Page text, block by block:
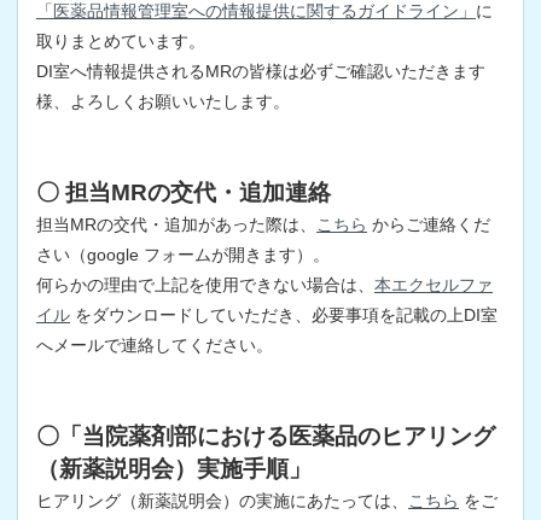
「医薬品情報管理室への情報提供に関するガイドライン」 に
取りまとめています。
DI室へ情報提供されるMRの皆様は必ずご確認いただきます
様、よろしくお願いいたします。
〇 担当MRの交代・追加連絡
担当MRの交代・追加があった際は、 こちら からご連絡くだ
さい（google フォームが開きます）。
何らかの理由で上記を使用できない場合は、 本エクセルファ
イル をダウンロードしていただき、必要事項を記載の上DI室
へメールで連絡してください。
〇「当院薬剤部における医薬品のヒアリング
（新薬説明会）実施手順」
ヒアリング（新薬説明会）の実施にあたっては、 こちら をご